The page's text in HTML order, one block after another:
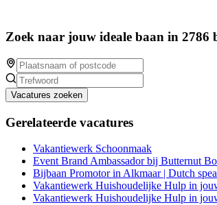
Zoek naar jouw ideale baan in 2786
Vacatures zoeken
Gerelateerde vacatures
Vakantiewerk Schoonmaak
Event Brand Ambassador bij Butternut
Bijbaan Promotor in Alkmaar | Dutch
Vakantiewerk Huishoudelijke Hulp in
Vakantiewerk Huishoudelijke Hulp in